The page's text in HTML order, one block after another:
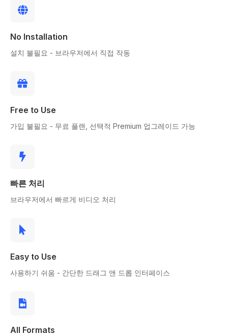
No Installation
설치 불필요 - 브라우저에서 직접 작동
Free to Use
가입 불필요 - 무료 플랜, 선택적 Premium 업그레이드 가능
빠른 처리
브라우저에서 빠르게 비디오 처리
Easy to Use
사용하기 쉬움 - 간단한 드래그 앤 드롭 인터페이스
All Formats